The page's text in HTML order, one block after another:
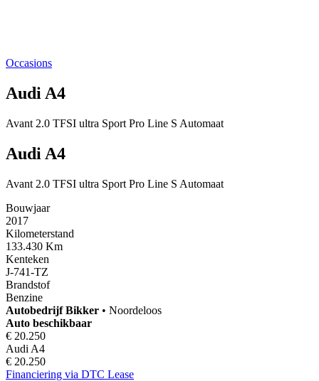
Occasions
Audi A4
Avant 2.0 TFSI ultra Sport Pro Line S Automaat
Audi A4
Avant 2.0 TFSI ultra Sport Pro Line S Automaat
Bouwjaar
2017
Kilometerstand
133.430 Km
Kenteken
J-741-TZ
Brandstof
Benzine
AutobedrijfBikker • Noordeloos
Auto beschikbaar
€ 20.250
Audi A4
€ 20.250
Financiering via DTC Lease